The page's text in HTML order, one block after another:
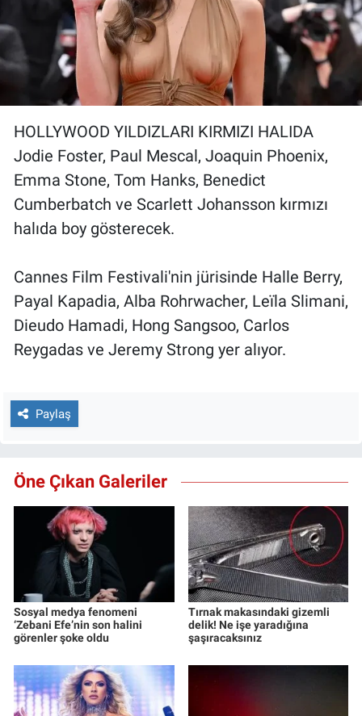
HOLLYWOOD YILDIZLARI KIRMIZI HALIDA
Jodie Foster, Paul Mescal, Joaquin Phoenix,
Emma Stone, Tom Hanks, Benedict
Cumberbatch ve Scarlett Johansson kırmızı
halıda boy gösterecek.
Cannes Film Festivali'nin jürisinde Halle Berry,
Payal Kapadia, Alba Rohrwacher, Leïla Slimani,
Dieudo Hamadi, Hong Sangsoo, Carlos
Reygadas ve Jeremy Strong yer alıyor.
Paylaş
Öne Çıkan Galeriler
Sosyal medya fenomeni
‘Zebani Efe’nin son halini
görenler şoke oldu
Tırnak makasındaki gizemli
delik! Ne işe yaradığına
şaşıracaksınız